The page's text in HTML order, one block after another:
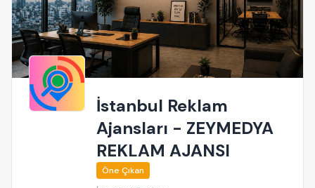
İstanbul Reklam
Ajansları - ZEYMEDYA
REKLAM AJANSI
Öne Çıkan